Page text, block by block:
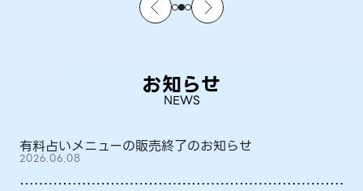
お知らせ
NEWS
有料占いメニューの販売終了のお知らせ
2026.06.08